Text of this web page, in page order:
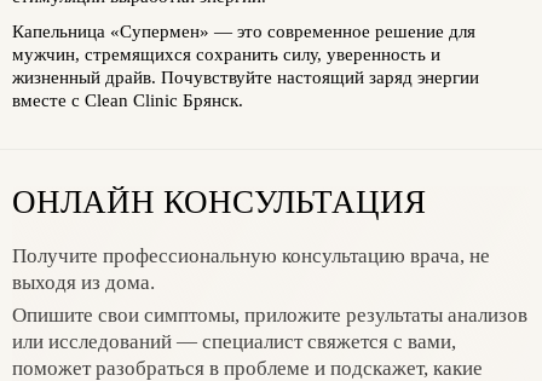
Капельница «Супермен» — это современное решение для
мужчин, стремящихся сохранить силу, уверенность и
жизненный драйв. Почувствуйте настоящий заряд энергии
вместе с Clean Clinic Брянск.
ОНЛАЙН КОНСУЛЬТАЦИЯ
Получите профессиональную консультацию врача, не
выходя из дома.
Опишите свои симптомы, приложите результаты анализов
или исследований — специалист свяжется с вами,
поможет разобраться в проблеме и подскажет, какие